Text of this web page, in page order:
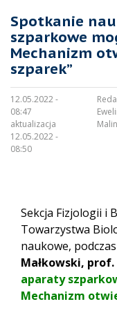
Spotkanie
szparkowe
Mechanizm
szparek”
12.05.2022 -
08:47
aktualizacja
12.05.2022 -
08:50
Sekcja Fizjologii i
Towarzystwa
naukowe,
Małkowski, prof.
aparaty
Mechanizm